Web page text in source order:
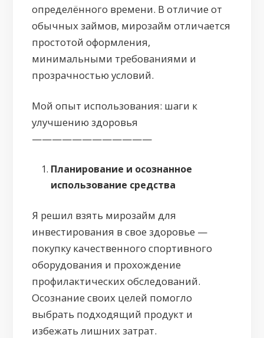
определённого времени. В отличие от
обычных займов, мирозайм отличается
простотой оформления,
минимальными требованиями и
прозрачностью условий.
Мой опыт использования: шаги к
улучшению здоровья
————————————
Планирование и осознанное
использование средства
Я решил взять мирозайм для
инвестирования в свое здоровье —
покупку качественного спортивного
оборудования и прохождение
профилактических обследований.
Осознание своих целей помогло
выбрать подходящий продукт и
избежать лишних затрат.